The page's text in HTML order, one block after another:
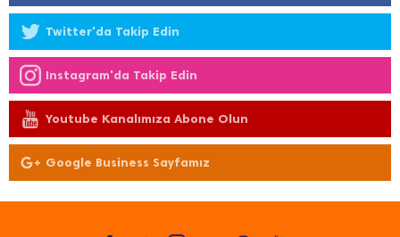
Twitter'da Takip Edin
Instagram'da Takip Edin
Youtube Kanalımıza Abone Olun
Google Business Sayfamız